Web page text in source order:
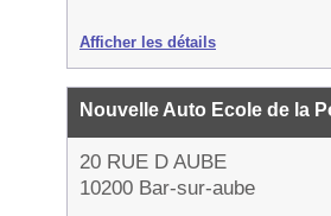
Afficher les détails
Nouvelle Auto Ecole de la
20 RUE D AUBE
10200 Bar-sur-aube